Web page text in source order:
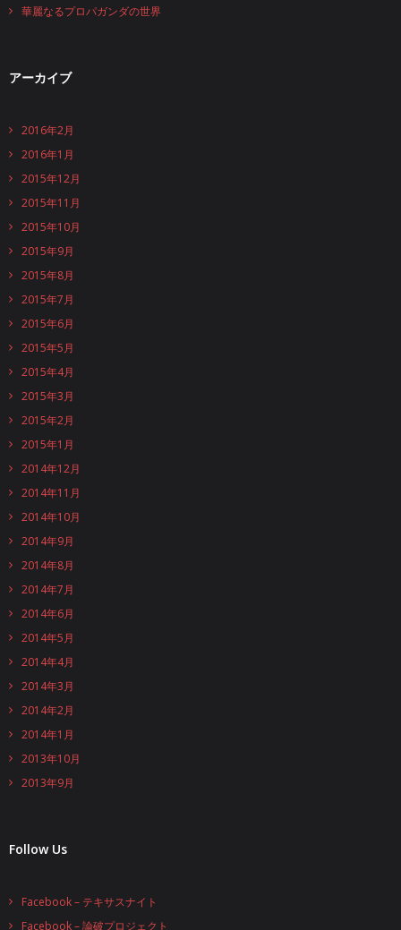
華麗なるプロパガンダの世界
アーカイブ
2016年2月
2016年1月
2015年12月
2015年11月
2015年10月
2015年9月
2015年8月
2015年7月
2015年6月
2015年5月
2015年4月
2015年3月
2015年2月
2015年1月
2014年12月
2014年11月
2014年10月
2014年9月
2014年8月
2014年7月
2014年6月
2014年5月
2014年4月
2014年3月
2014年2月
2014年1月
2013年10月
2013年9月
Follow Us
Facebook – テキサスナイト
Facebook – 論破プロジェクト